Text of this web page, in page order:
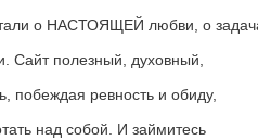
о НАСТОЯЩЕЙ любви, о
Сайт полезный, духовный,
побеждая ревность и обиду,
над собой. И займитесь